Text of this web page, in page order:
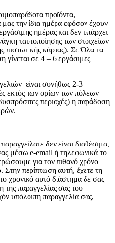
προϊόντα,
μας την ίδια ημέρα εφόσον έχουν
ημέρας και δεν υπάρχει
ταυτοποίησης των στοιχείων
πιστωτικής κάρτας). Σε Όλα τα
γίνεται σε 4 – 6 εργάσιμες
είναι συνήθως 2-3
εκτός των ορίων των πόλεων
περιοχές) η παράδοση
δεν είναι διαθέσιμα,
μέσω e-email ή τηλεφωνικά το
για τον πιθανό χρόνο
Στην περίπτωση αυτή, έχετε τη
χρονικό αυτό διάστημα δε σας
της παραγγελίας σας του
υπόλοιπη παραγγελία σας,